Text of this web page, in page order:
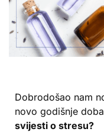
Dobrodošao nam
novo godišnje
svijesti o stresu?